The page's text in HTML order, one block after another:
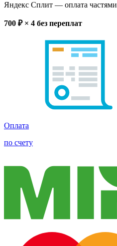
Яндекс Сплит — оплата частями
700 ₽ × 4 без переплат
Оплата
по счету